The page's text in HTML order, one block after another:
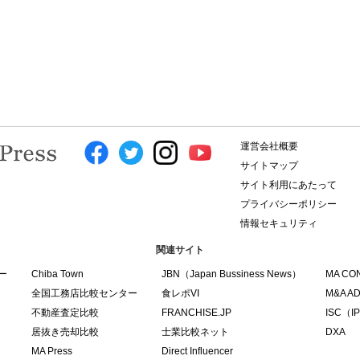
運営会社概要
サイトマップ
サイト利用にあたって
プライバシーポリシー
情報セキュリティ
関連サイト
Chiba Town
全国工務店比較センター
不動産査定比較
居抜き売却比較
MA Press
JBN（Japan Bussiness News）
食レポVI
FRANCHISE.JP
士業比較ネット
Direct Influencer
MA
M&A
ISC（
DXA